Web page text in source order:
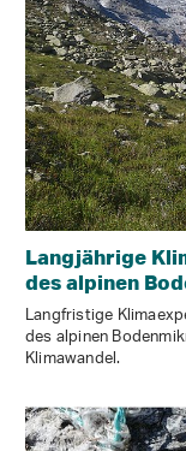
Langjährige
des alpinen
Langfristige
des alpinen
Klimawandel.